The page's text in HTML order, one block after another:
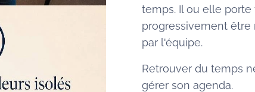
temps. Il ou elle
progressivement être
par l'équipe.
Retrouver du temps
gérer son agenda.